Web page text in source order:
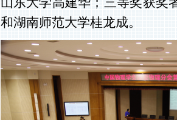
和湖南师范大学桂龙成。